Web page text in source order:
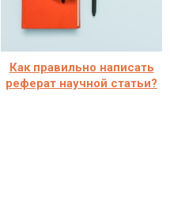
Как правильно написать
реферат научной статьи?